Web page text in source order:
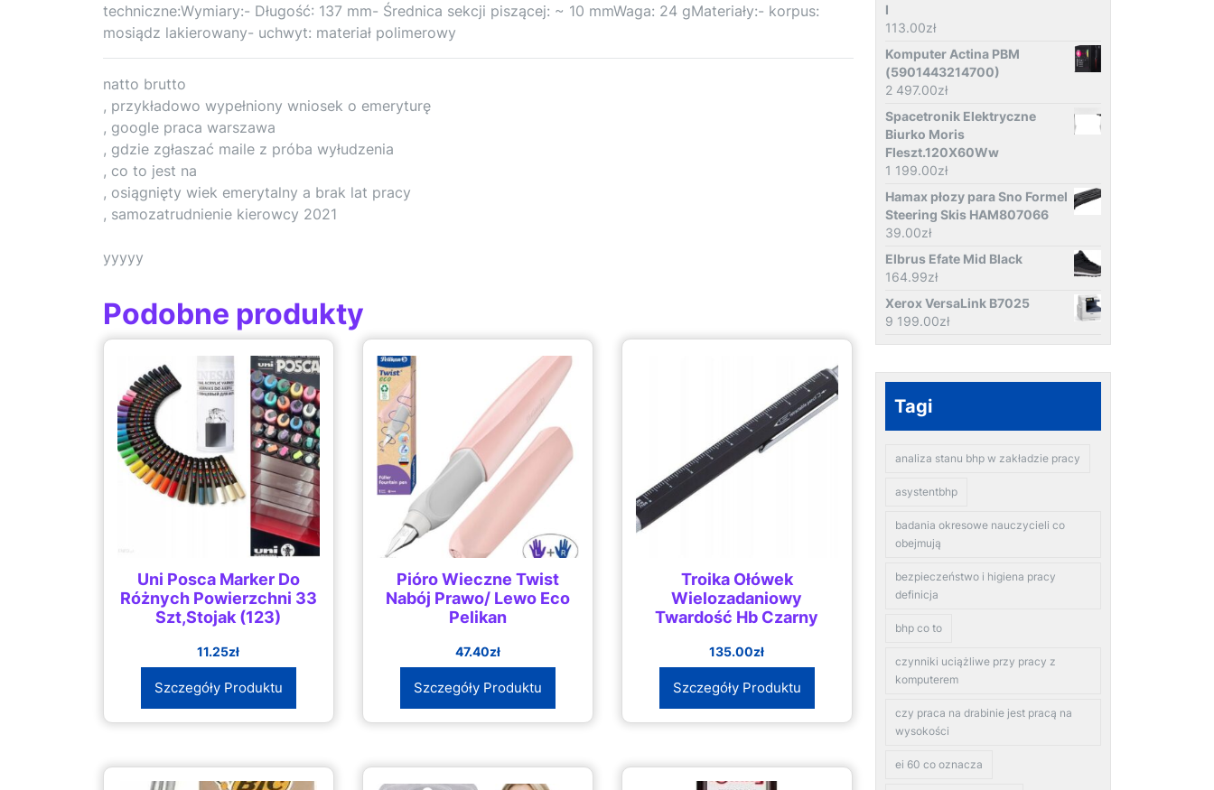
techniczne:Wymiary:- Długość: 137 mm- Średnica sekcji piszącej: ~ 10 mmWaga: 24 gMateriały:- korpus:
mosiądz lakierowany- uchwyt: materiał polimerowy
natto brutto
, przykładowo wypełniony wniosek o emeryturę
, google praca warszawa
, gdzie zgłaszać maile z próba wyłudzenia
, co to jest na
, osiągnięty wiek emerytalny a brak lat pracy
, samozatrudnienie kierowcy 2021
yyyyy
Podobne produkty
Uni Posca Marker Do
Różnych Powierzchni 33
Szt,Stojak (123)
11.25zł
Szczegóły Produktu
Pióro Wieczne Twist
Nabój Prawo/ Lewo Eco
Pelikan
47.40zł
Szczegóły Produktu
Troika Ołówek
Wielozadaniowy
Twardość Hb Czarny
135.00zł
Szczegóły Produktu
I
113.00zł
Komputer Actina PBM
(5901443214700)
2 497.00zł
Spacetronik Elektryczne
Biurko Moris
Fleszt.120X60Ww
1 199.00zł
Hamax płozy para Sno Formel
Steering Skis HAM807066
39.00zł
Elbrus Efate Mid Black
164.99zł
Xerox VersaLink B7025
9 199.00zł
Tagi
analiza stanu bhp w zakładzie pracy
asystentbhp
badania okresowe nauczycieli co
obejmują
bezpieczeństwo i higiena pracy
definicja
bhp co to
czynniki uciążliwe przy pracy z
komputerem
czy praca na drabinie jest pracą na
wysokości
ei 60 co oznacza